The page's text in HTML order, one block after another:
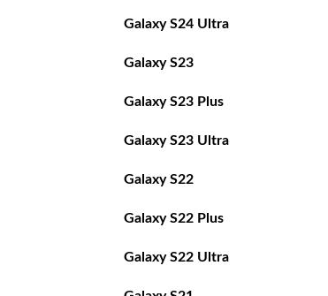
Galaxy S24 Ultra
Galaxy S23
Galaxy S23 Plus
Galaxy S23 Ultra
Galaxy S22
Galaxy S22 Plus
Galaxy S22 Ultra